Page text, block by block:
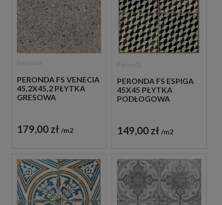
PERONDA FS VENECIA
45,2X45,2 PŁYTKA
GRESOWA
179,00 zł m2
PERONDA FS ESPIGA
45X45 PŁYTKA
PODŁOGOWA
149,00 zł m2